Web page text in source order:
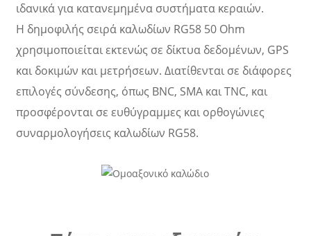
ιδανικά για κατανεμημένα συστήματα κεραιών.
Η δημοφιλής σειρά καλωδίων RG58 50 Ohm
χρησιμοποιείται εκτενώς σε δίκτυα δεδομένων, GPS
και δοκιμών και μετρήσεων. Διατίθενται σε διάφορες
επιλογές σύνδεσης, όπως BNC, SMA και TNC, και
προσφέρονται σε ευθύγραμμες και ορθογώνιες
συναρμολογήσεις καλωδίων RG58.